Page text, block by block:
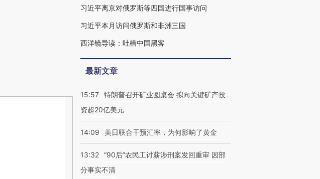
习近平离京对俄罗斯等四国进行国事访问
习近平本月访问俄罗斯和非洲三国
西洋镜导读：吐槽中国黑客
最新文章
15:57 特朗普召开矿业圆桌会 拟向关键矿产投
资超20亿美元
14:09 美日联合干预汇率，为何影响了黄金
13:32 “90后”农民工讨薪涉刑案发回重审 因部
分事实不清